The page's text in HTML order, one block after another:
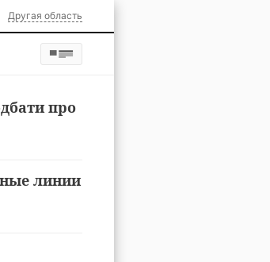
Другая область
про
линии